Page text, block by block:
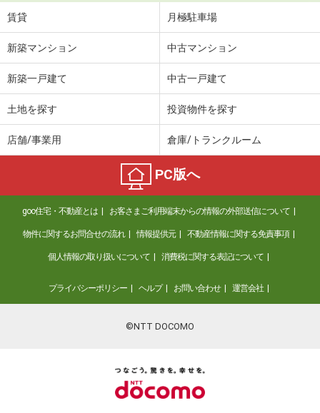
賃貸 月極駐車場
新築マンション 中古マンション
新築一戸建て 中古一戸建て
土地を探す 投資物件を探す
店舗/事業用 倉庫/トランクルーム
PC版へ
goo住宅・不動産とは お客さまご利用端末からの情報の外部送信について
物件に関するお問合せの流れ 情報提供元 不動産情報に関する免責事項
個人情報の取り扱いについて 消費税に関する表記について
プライバシーポリシー ヘルプ お問い合わせ 運営会社
©NTT DOCOMO